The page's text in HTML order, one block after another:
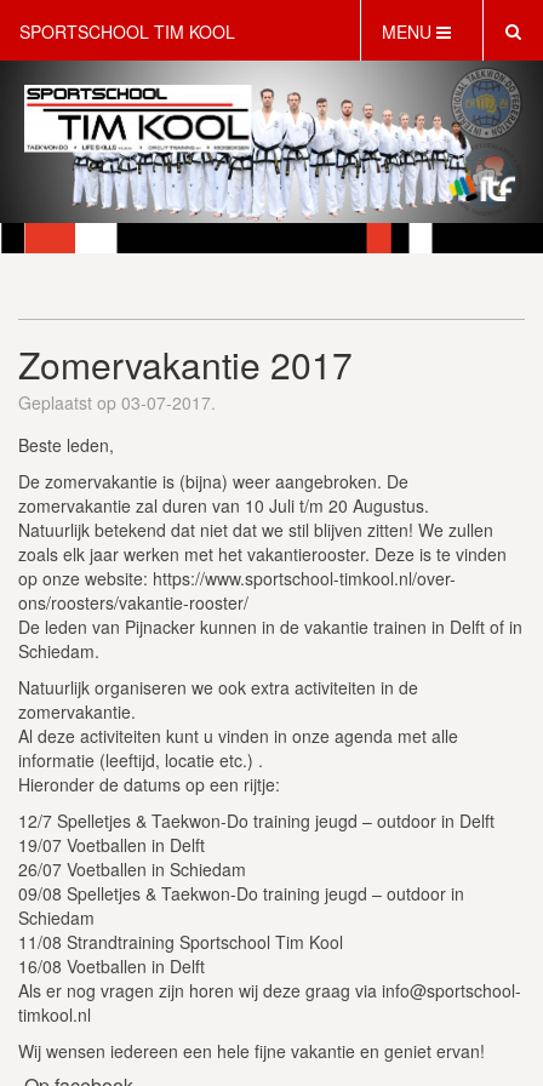
SPORTSCHOOL TIM KOOL MENU
HOME
INFORMATIE
LESAANBOD
ROOSTER
KINDERFEESTJES
WEBSHOP
SCHRIJF JE NU IN!
Zomervakantie 2017
Geplaatst op 03-07-2017.
Beste leden,
De zomervakantie is (bijna) weer aangebroken. De
zomervakantie zal duren van 10 Juli t/m 20 Augustus.
Natuurlijk betekend dat niet dat we stil blijven zitten! We zullen
zoals elk jaar werken met het vakantierooster. Deze is te vinden
op onze website: https://www.sportschool-timkool.nl/over-
ons/roosters/vakantie-rooster/
De leden van Pijnacker kunnen in de vakantie trainen in Delft of in
Schiedam.
Natuurlijk organiseren we ook extra activiteiten in de
zomervakantie.
Al deze activiteiten kunt u vinden in onze agenda met alle
informatie (leeftijd, locatie etc.) .
Hieronder de datums op een rijtje:
12/7 Spelletjes & Taekwon-Do training jeugd – outdoor in Delft
19/07 Voetballen in Delft
26/07 Voetballen in Schiedam
09/08 Spelletjes & Taekwon-Do training jeugd – outdoor in
Schiedam
11/08 Strandtraining Sportschool Tim Kool
16/08 Voetballen in Delft
Als er nog vragen zijn horen wij deze graag via info@sportschool-
timkool.nl
Wij wensen iedereen een hele fijne vakantie en geniet ervan!